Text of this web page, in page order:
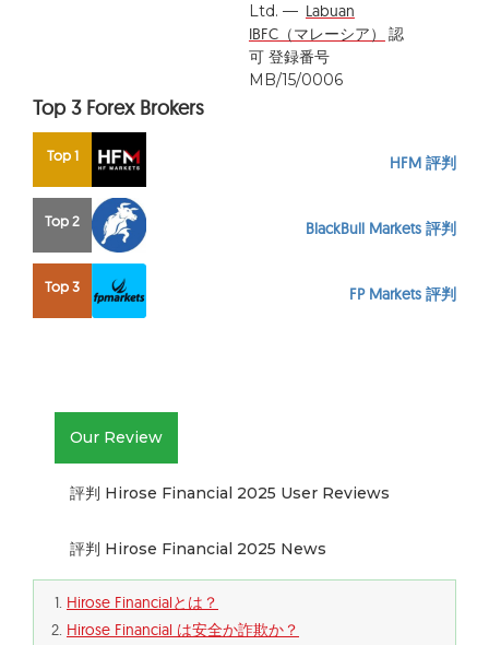
Ltd. — Labuan
IBFC（マレーシア）
認
可 登録番号
MB/15/0006
Top 3 Forex Brokers
Top 1 HFM 評判
Top 2 BlackBull Markets 評判
Top 3 FP Markets 評判
Our Review
評判 Hirose Financial 2025 User Reviews
評判 Hirose Financial 2025 News
Hirose Financialとは？
Hirose Financial は安全か詐欺か？